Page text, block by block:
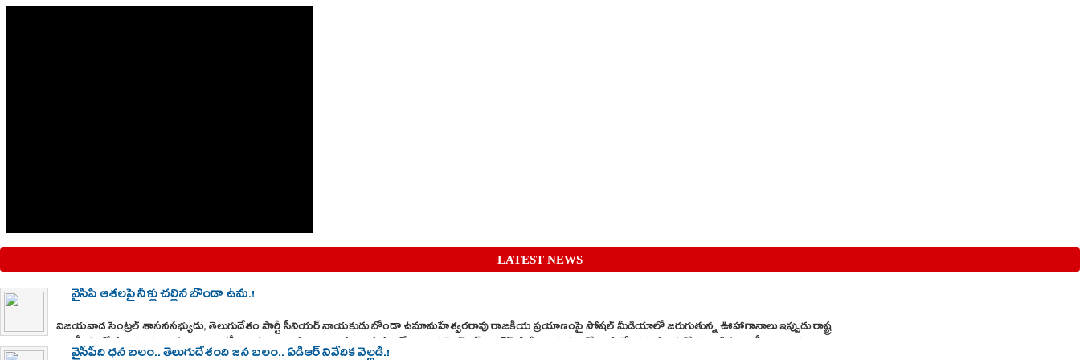
LATEST NEWS
వైసీపీ ఆశలపై నీళ్లు చల్లిన బోండా ఉమ.!
విజయవాడ సెంట్రల్ శాసనసభ్యుడు, తెలుగుదేశం పార్టీ సీనియర్ నాయకుడు బోండా ఉమామహేశ్వరరావు రాజకీయ ప్రయాణంపై సోషల్ మీడియాలో జరుగుతున్న ఊహాగానాలు ఇప్పుడు రాష్ట్ర
రాజకీయాల్లో సంచలనంగా మారాయి. ఇటీవల ముద్రగడ పద్మనాభం సంతాప సభలో ఆయన వైఎస్ఆర్ కాంగ్రెస్ పార్టీ నాయకులతో కలిసి వేదికను పంచుకోవడం తీవ్ర రాజకీయ చర్చకు
వైసీపీది ధన బలం.. తెలుగుదేశంది జన బలం.. ఏడీఆర్ నివేదిక వెల్లడి.!